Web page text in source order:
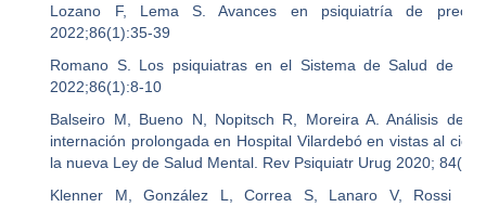
Lozano F, Lema S. Avances en psiquiatría de
2022;86(1):35-39
Romano S. Los psiquiatras en el Sistema de Salud de
2022;86(1):8-10
Balseiro M, Bueno N, Nopitsch R, Moreira A. Análisis de
internación prolongada en Hospital Vilardebó en vistas al
la nueva Ley de Salud Mental. Rev Psiquiatr Urug 2020;
Klenner M, González L, Correa S, Lanaro V, Rossi